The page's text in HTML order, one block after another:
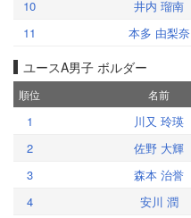
10
井内 瑠南
11
本多 由梨奈
ユースA男子 ボルダー
順位 名前
1 川又 玲瑛
2
佐野 大輝
3
森本 治誉
4
安川 潤